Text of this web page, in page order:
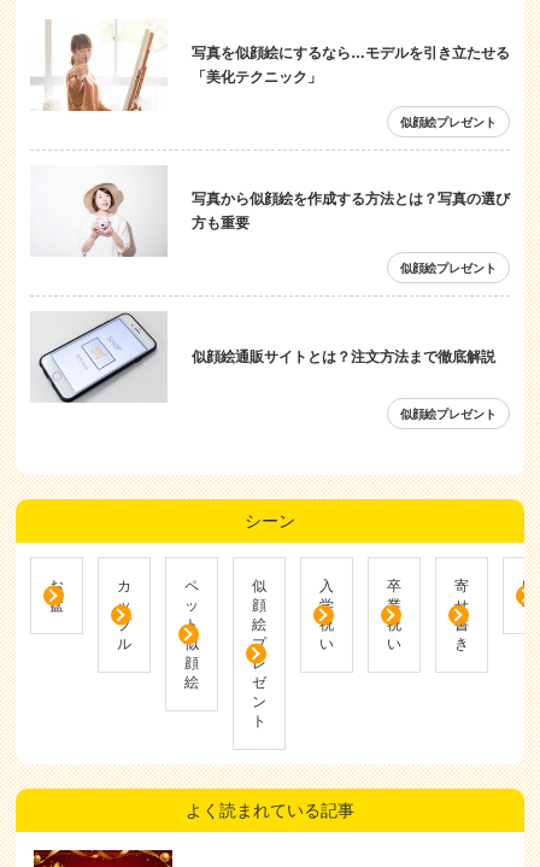
写真を似顔絵にするなら…モデルを引き立たせる
「美化テクニック」
似顔絵プレゼント
写真から似顔絵を作成する方法とは？写真の選び
方も重要
似顔絵プレゼント
似顔絵通販サイトとは？注文方法まで徹底解説
似顔絵プレゼント
シーン
お
盆
カ
ッ
プ
ル
ペ
ッ
ト
似
顔
絵
似
顔
絵
プ
レ
ゼ
ン
ト
入
学
祝
い
卒
業
祝
い
寄
せ
書
き
帰
省
よく読まれている記事